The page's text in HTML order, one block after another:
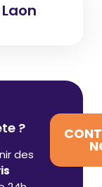
Laon
?
des